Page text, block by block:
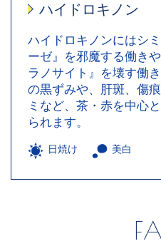
ハイドロキノン
ハイドロキノンにはシ
ーゼ』を邪魔する働き
ラノサイト』を壊す働
の黒ずみや、肝斑、傷
ミなど、茶・赤を中心
られます。
日焼け 美白